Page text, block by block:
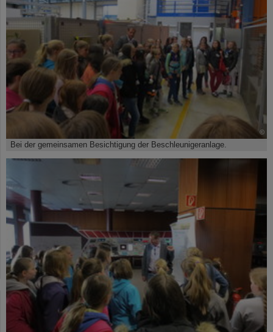
©
Bei der gemeinsamen Besichtigung der Beschleunigeranlage.